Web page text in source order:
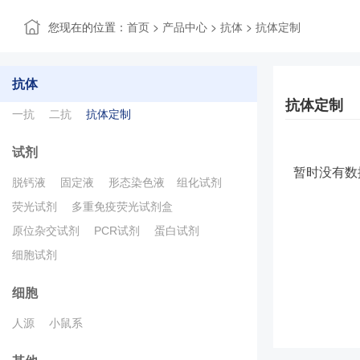
您现在的位置： 首页 > 产品中心 > 抗体 > 抗体定制
抗体
一抗 二抗 抗体定制
试剂
脱钙液 固定液 形态染色液
组化试剂
荧光试剂
多重免疫荧光试剂盒
原位杂交试剂
PCR试剂
蛋白试剂
细胞试剂
细胞
人源 小鼠系
抗体定制
暂时没有